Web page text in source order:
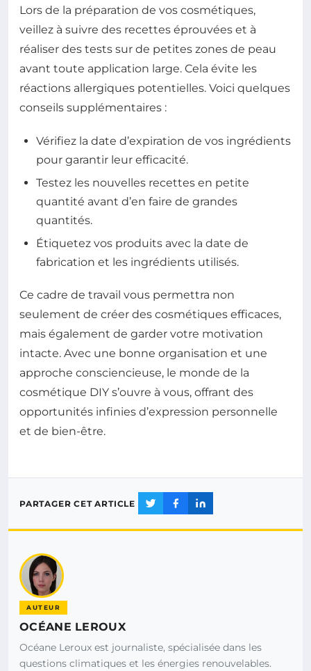
Lors de la préparation de vos cosmétiques,
veillez à suivre des recettes éprouvées et à
réaliser des tests sur de petites zones de peau
avant toute application large. Cela évite les
réactions allergiques potentielles. Voici quelques
conseils supplémentaires :
Vérifiez la date d’expiration de vos ingrédients
pour garantir leur efficacité.
Testez les nouvelles recettes en petite
quantité avant d’en faire de grandes
quantités.
Étiquetez vos produits avec la date de
fabrication et les ingrédients utilisés.
Ce cadre de travail vous permettra non
seulement de créer des cosmétiques efficaces,
mais également de garder votre motivation
intacte. Avec une bonne organisation et une
approche consciencieuse, le monde de la
cosmétique DIY s’ouvre à vous, offrant des
opportunités infinies d’expression personnelle
et de bien-être.
PARTAGER CET ARTICLE
AUTEUR
OCÉANE LEROUX
Océane Leroux est journaliste, spécialisée dans les
questions climatiques et les énergies renouvelables.